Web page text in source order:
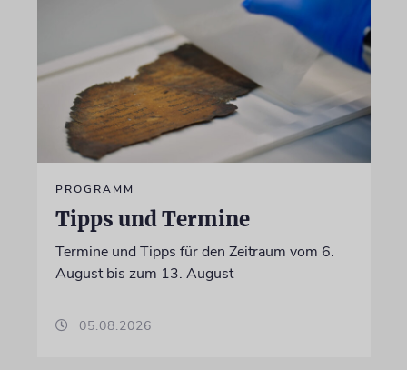
PROGRAMM
Tipps und Termine
Termine und Tipps für den Zeitraum vom 6.
August bis zum 13. August
05.08.2026